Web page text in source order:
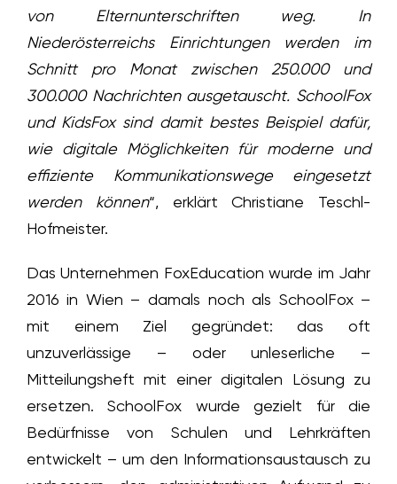
von Elternunterschriften weg. In
Niederösterreichs Einrichtungen werden im
Schnitt pro Monat zwischen 250.000 und
300.000 Nachrichten ausgetauscht. SchoolFox
und KidsFox sind damit bestes Beispiel dafür,
wie digitale Möglichkeiten für moderne und
effiziente Kommunikationswege eingesetzt
werden können“, erklärt Christiane Teschl-
Hofmeister.
Das Unternehmen FoxEducation wurde im Jahr
2016 in Wien – damals noch als SchoolFox –
mit einem Ziel gegründet: das oft
unzuverlässige – oder unleserliche –
Mitteilungsheft mit einer digitalen Lösung zu
ersetzen. SchoolFox wurde gezielt für die
Bedürfnisse von Schulen und Lehrkräften
entwickelt – um den Informationsaustausch zu